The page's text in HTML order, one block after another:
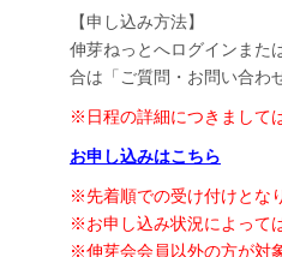
【申し込み方法】
伸芽ねっとへログインまた
合は「ご質問・お問い合わ
※日程の詳細につきまして
お申し込みはこちら
※先着順での受け付けとな
※お申し込み状況によって
※伸芽会会員以外の方が対